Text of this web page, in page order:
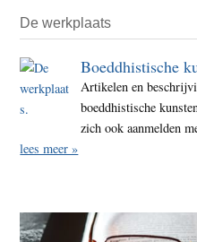
De werkplaats
Boeddhistische
Artikelen en
boeddhistische
zich ook aanmelden
lees meer »